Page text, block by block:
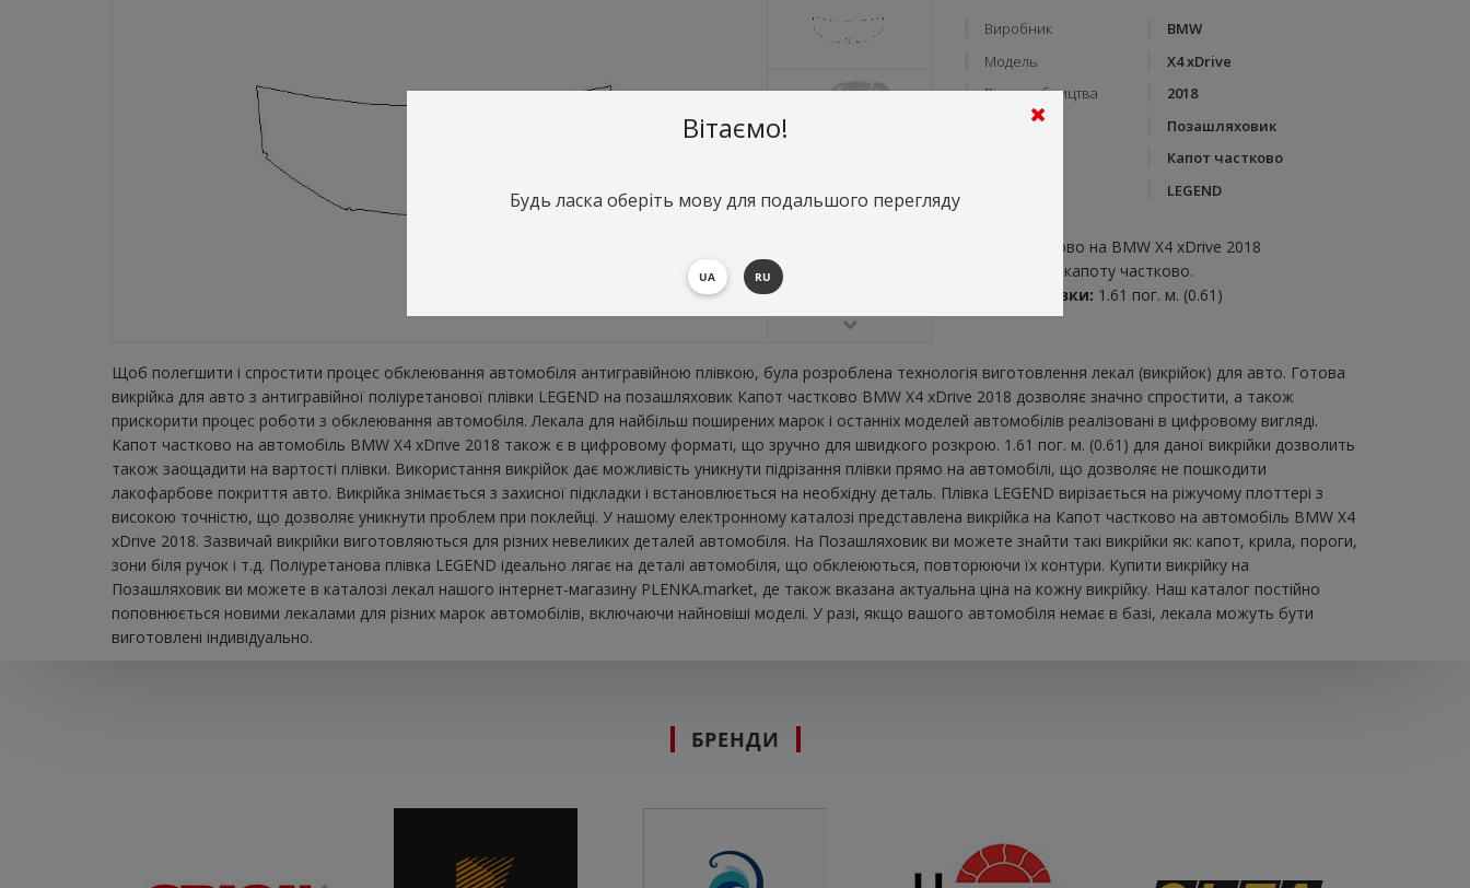
Виробник
BMW
Модель
X4 xDrive
Рік виробництва
2018
Тип кузову
Позашляховик
Капот частково
LEGEND
Капот частково на BMW X4 xDrive 2018
Викрійка для капоту частково.
Витрата плівки: 1.61 пог. м. (0.61)
Щоб полегшити і спростити процес обклеювання автомобіля антигравійною плівкою, була розроблена технологія виготовлення лекал (викрійок) для авто. Готова
викрійка для авто з антигравійної поліуретанової плівки LEGEND на позашляховик Капот частково BMW X4 xDrive 2018 дозволяє значно спростити, а також
прискорити процес роботи з обклеювання автомобіля. Лекала для найбільш поширених марок і останніх моделей автомобілів реалізовані в цифровому вигляді.
Капот частково на автомобіль BMW X4 xDrive 2018 також є в цифровому форматі, що зручно для швидкого розкрою. 1.61 пог. м. (0.61) для даної викрійки дозволить
також заощадити на вартості плівки. Використання викрійок дає можливість уникнути підрізання плівки прямо на автомобілі, що дозволяє не пошкодити
лакофарбове покриття авто. Викрійка знімається з захисної підкладки і встановлюється на необхідну деталь. Плівка LEGEND вирізається на ріжучому плоттері з
високою точністю, що дозволяє уникнути проблем при поклейці. У нашому електронному каталозі представлена ​​викрійка на Капот частково на автомобіль BMW X4
xDrive 2018. Зазвичай викрійки виготовляються для різних невеликих деталей автомобіля. На Позашляховик ви можете знайти такі викрійки як: капот, крила, пороги,
зони біля ручок і т.д. Поліуретанова плівка LEGEND ідеально лягає на деталі автомобіля, що обклеюються, повторюючи їх контури. Купити викрійку на
Позашляховик ви можете в каталозі лекал нашого інтернет-магазину PLENKA.market, де також вказана актуальна ціна на кожну викрійку. Наш каталог постійно
поповнюється новими лекалами для різних марок автомобілів, включаючи найновіші моделі. У разі, якщо вашого автомобіля немає в базі, лекала можуть бути
виготовлені індивідуально.
БРЕНДИ
Вітаємо!
Будь ласка оберіть мову для подальшого перегляду
UA RU